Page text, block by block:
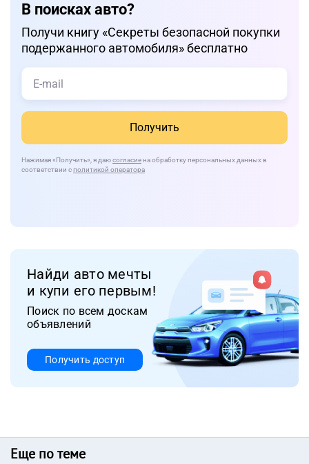
В поисках авто?
Получи книгу «Cекреты безопасной покупки
подержанного автомобиля» бесплатно
Получить
Нажимая «Получить», я даюсогласиена обработку персональных данных в
соответствии сполитикой оператора
Найди авто мечты
и купи его первым!
Поиск по всем доскам
объявлений
Получить доступ
Еще по теме